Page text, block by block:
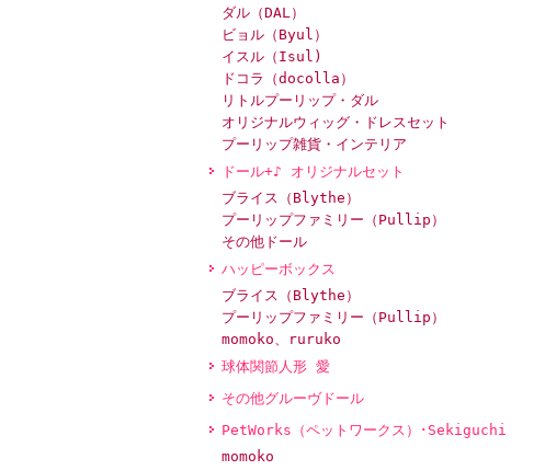
ダル（DAL）
ビョル（Byul）
イスル（Isul)
ドコラ（docolla）
リトルプーリップ・ダル
オリジナルウィッグ・ドレスセット
プーリップ雑貨・インテリア
ドール+♪ オリジナルセット
ブライス（Blythe）
プーリップファミリー（Pullip）
その他ドール
ハッピーボックス
ブライス（Blythe）
プーリップファミリー（Pullip）
momoko、ruruko
球体関節人形 愛
その他グルーヴドール
PetWorks（ペットワークス）･Sekiguchi
momoko